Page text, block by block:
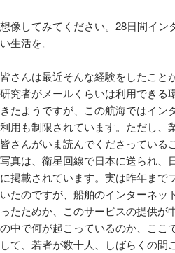
想像してみてください。 28日間イン
い生活を。
皆さんは最近そんな経験をしたこと
研究者がメールくらいは利用できる
きたようですが、この航海ではイン
利用も制限されています。ただし、
皆さんがいま読んでくださっている
写真は、衛星回線で日本に送られ、
に掲載されています。実は昨年まで
いたのですが、船舶のインターネッ
ったためか、このサービスの提供が
の中で何が起こっているのか、ここ
して、若者が数十人、しばらくの間